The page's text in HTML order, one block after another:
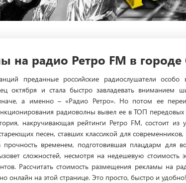
на радио Ретро FM в городе
преданные российские радиослушатели
октября и стала быстро завладевать вниманием
а именно – «Радио Ретро». Но потом ее
радиоволны вывел ее в ТОП передовых
накручивающая рейтинги Ретро FM, состоит
песен, ставших классикой для современников,
временем, подготовившая плацдарм для
сложностей, несмотря на недешевую стоимость
Рассчитать стоимость размещения рекламы на
онлайн на этой странице. Это просто, быстро и удобно!